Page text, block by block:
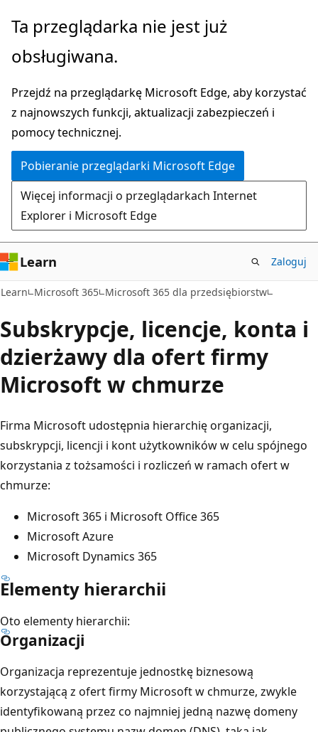
Przejdź
głównej
Ta przeglądarka nie jest już
obsługiwana.
Przejdź na przeglądarkę Microsoft Edge, aby korzystać
z najnowszych funkcji, aktualizacji zabezpieczeń i
pomocy technicznej.
Pobieranie przeglądarki Microsoft Edge
Więcej informacji o przeglądarkach Internet
Explorer i Microsoft Edge
Learn Zaloguj
Learn Microsoft 365 Microsoft 365 dla przedsiębiorstw
Subskrypcje, licencje, konta i
dzierżawy dla ofert firmy
Microsoft w chmurze
Firma Microsoft udostępnia hierarchię organizacji,
subskrypcji, licencji i kont użytkowników w celu spójnego
korzystania z tożsamości i rozliczeń w ramach ofert w
chmurze:
Microsoft 365 i Microsoft Office 365
Microsoft Azure
Microsoft Dynamics 365
Elementy hierarchii
Oto elementy hierarchii:
Organizacji
Organizacja reprezentuje jednostkę biznesową
korzystającą z ofert firmy Microsoft w chmurze, zwykle
identyfikowaną przez co najmniej jedną nazwę domeny